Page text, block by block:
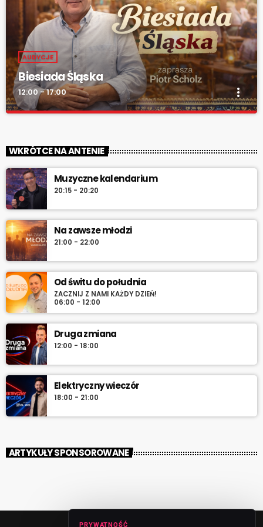
AUDYCJE
Biesiada Śląska
12:00 - 17:00 more_vert
Scholz, muzyka biesiadna, rozmowy z gwiazdami, konkursy i
pozdrowienia na antenie.
WKRÓTCE NA ANTENIE
Muzyczne kalendarium
20:15 - 20:20
Na zawsze młodzi
21:00 - 22:00
Od świtu do południa
ZACZNIJ Z NAMI KAŻDY DZIEŃ!
06:00 - 12:00
Druga zmiana
12:00 - 18:00
Elektryczny wieczór
18:00 - 21:00
ARTYKUŁY SPONSOROWANE
PRYWATNOŚĆ